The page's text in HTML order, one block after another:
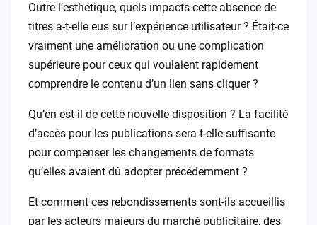
Outre l’esthétique, quels impacts cette absence de
titres a-t-elle eus sur l’expérience utilisateur ? Était-ce
vraiment une amélioration ou une complication
supérieure pour ceux qui voulaient rapidement
comprendre le contenu d’un lien sans cliquer ?
Qu’en est-il de cette nouvelle disposition ? La facilité
d’accès pour les publications sera-t-elle suffisante
pour compenser les changements de formats
qu’elles avaient dû adopter précédemment ?
Et comment ces rebondissements sont-ils accueillis
par les acteurs majeurs du marché publicitaire, des